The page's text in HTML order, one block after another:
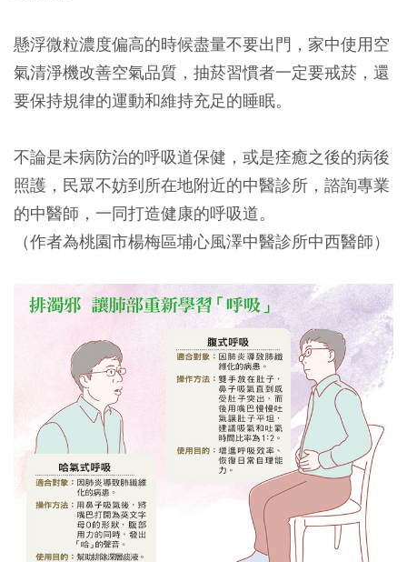
懸浮微粒濃度偏高的時候盡量不要出門，家中使用空
氣清淨機改善空氣品質，抽菸習慣者一定要戒菸，還
要保持規律的運動和維持充足的睡眠。
不論是未病防治的呼吸道保健，或是痊癒之後的病後
照護，民眾不妨到所在地附近的中醫診所，諮詢專業
的中醫師，一同打造健康的呼吸道。
（作者為桃園市楊梅區埔心風澤中醫診所中西醫師）